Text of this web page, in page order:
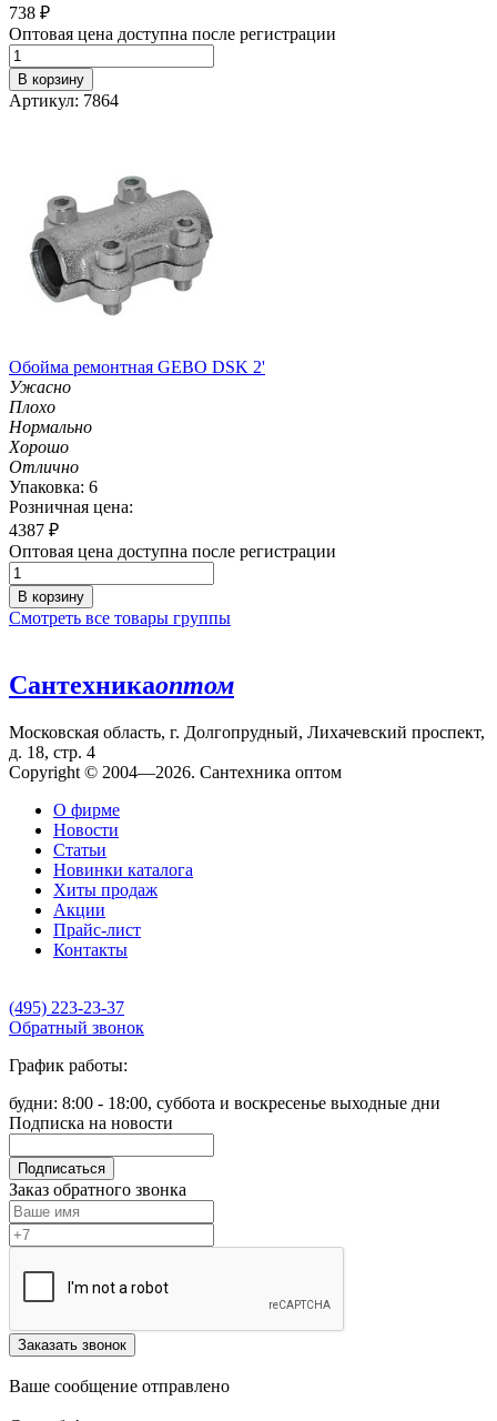
738 ₽
Оптовая цена доступна после регистрации
В корзину
Артикул: 7864
Обойма ремонтная GEBO DSK 2'
Ужасно
Плохо
Нормально
Хорошо
Отлично
Упаковка: 6
Розничная цена:
4387 ₽
Оптовая цена доступна после регистрации
В корзину
Смотреть все товары группы
Сантехникаоптом
Московская область, г. Долгопрудный, Лихачевский проспект,
д. 18, стр. 4
Copyright © 2004—2026. Сантехника оптом
О фирме
Новости
Статьи
Новинки каталога
Хиты продаж
Акции
Прайс-лист
Контакты
(495) 223-23-37
Обратный звонок
График работы:
будни: 8:00 - 18:00, суббота и воскресенье выходные дни
Подписка на новости
Подписаться
Заказ обратного звонка
Заказать звонок
Ваше сообщение отправлено